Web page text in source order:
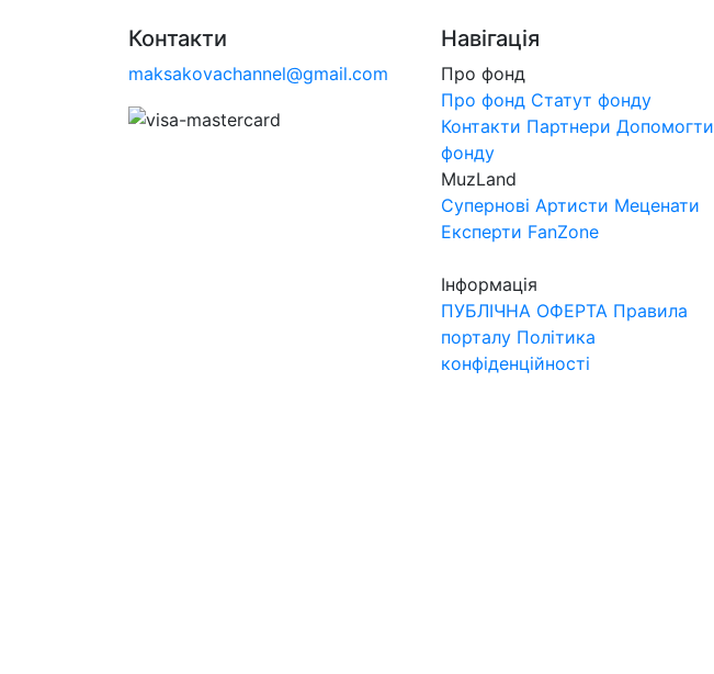
Контакти
maksakovachannel@gmail.com
Навігація
Про фонд
Про фонд Статут фонду
Контакти Партнери Допомогти
фонду
MuzLand
Супернові Артисти Меценати
Експерти FanZone
Інформація
ПУБЛІЧНА ОФЕРТА Правила
порталу Політика
конфіденційності